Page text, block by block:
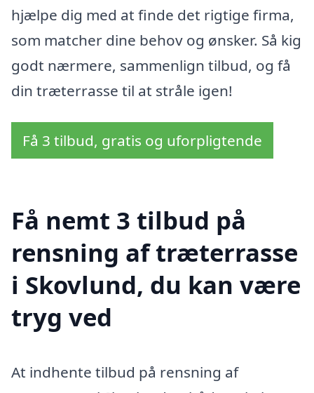
hjælpe dig med at finde det rigtige firma,
som matcher dine behov og ønsker. Så kig
godt nærmere, sammenlign tilbud, og få
din træterrasse til at stråle igen!
Få 3 tilbud, gratis og uforpligtende
Få nemt 3 tilbud på
rensning af træterrasse
i Skovlund, du kan være
tryg ved
At indhente tilbud på rensning af